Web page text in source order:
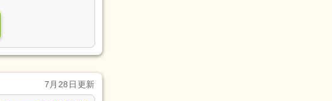
7月28日更新